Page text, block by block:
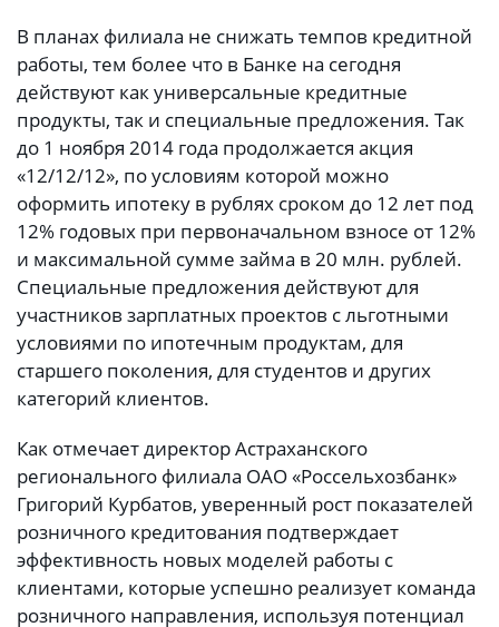
В планах филиала не снижать темпов кредитной
работы, тем более что в Банке на сегодня
действуют как универсальные кредитные
продукты, так и специальные предложения. Так
до 1 ноября 2014 года продолжается акция
«12/12/12», по условиям которой можно
оформить ипотеку в рублях сроком до 12 лет под
12% годовых при первоначальном взносе от 12%
и максимальной сумме займа в 20 млн. рублей.
Специальные предложения действуют для
участников зарплатных проектов с льготными
условиями по ипотечным продуктам, для
старшего поколения, для студентов и других
категорий клиентов.
Как отмечает директор Астраханского
регионального филиала ОАО «Россельхозбанк»
Григорий Курбатов, уверенный рост показателей
розничного кредитования подтверждает
эффективность новых моделей работы с
клиентами, которые успешно реализует команда
розничного направления, используя потенциал